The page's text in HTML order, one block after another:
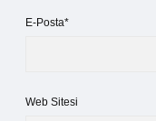
E-Posta*
Web Sitesi